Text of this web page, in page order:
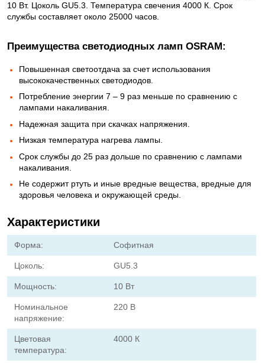
10 Вт. Цоколь GU5.3. Температура свечения 4000 К. Срок
службы составляет около 25000 часов.
Преимущества светодиодных ламп OSRAM:
Повышенная светоотдача за счет использования
высококачественных светодиодов.
Потребление энергии 7 – 9 раз меньше по сравнению с
лампами накаливания.
Надежная защита при скачках напряжения.
Низкая температура нагрева лампы.
Срок службы до 25 раз дольше по сравнению с лампами
накаливания.
Не содержит ртуть и иные вредные вещества, вредные для
здоровья человека и окружающей среды.
Характеристики
Форма: Софитная
Цоколь: GU5.3
Мощность: 10 Вт
Номинальное
напряжение:
220 В
Цветовая
температура:
4000 К